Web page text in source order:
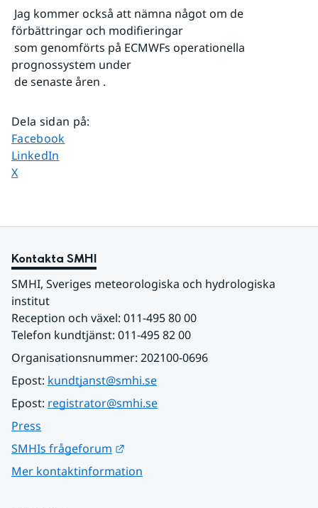
förbättringar och modifieringar
prognossystem under
de senaste åren .
Dela sidan på:
Dela sidan på
Facebook
Dela sidan på
LinkedIn
Dela sidan på
X
Kontakta SMHI
SMHI, Sveriges meteorologiska och hydrologiska
institut
Reception och växel: 011-495 80 00
Telefon kundtjänst: 011-495 82 00
Organisationsnummer: 202100-0696
Epost: kundtjanst@smhi.se
Epost: registrator@smhi.se
Press
SMHIs frågeforum
Mer kontaktinformation